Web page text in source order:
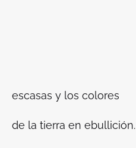
escasas y los colores
de la tierra en ebullición.